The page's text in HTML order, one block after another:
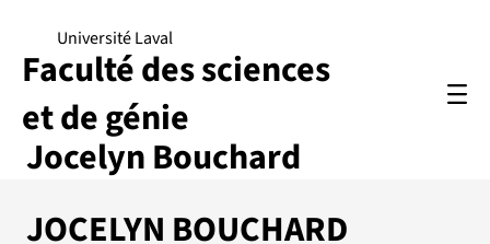
Jocelyn Bouchard
Université Laval
Faculté des sciences
et de génie
JOCELYN BOUCHARD